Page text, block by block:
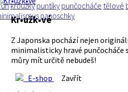
kroužky puntíky punčocháče tělové
nanoschky
Kr•užk•vé
Z Japonska pochází nejen
minimalisticky hravé punčocháče
můry mít určitě nebudeš!
E-shop
Zavřít